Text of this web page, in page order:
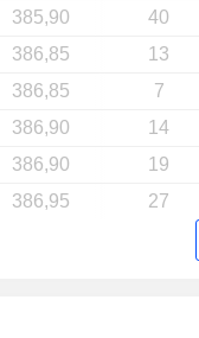
385,90 40
386,85 13
386,85 7
386,90 14
386,90 19
386,95 27